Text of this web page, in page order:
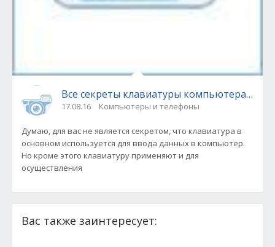
Все секреты клавиатуры компьютера для
17.08.16 Компьютеры и телефоны
Думаю, для вас не является секретом, что клавиатура в
основном используется для ввода данных в компьютер.
Но кроме этого клавиатуру применяют и для
осуществления
Вас также заинтересует: